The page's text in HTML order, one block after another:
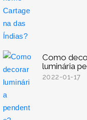
Como
luminária
2022-01-17